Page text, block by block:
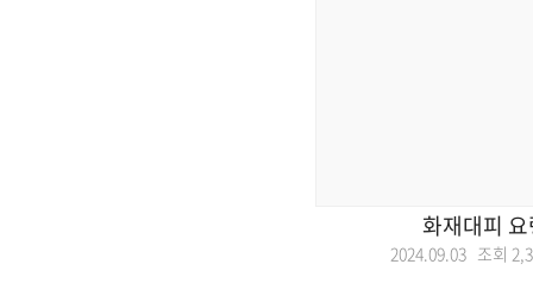
화재대피
2024.09.03 조회